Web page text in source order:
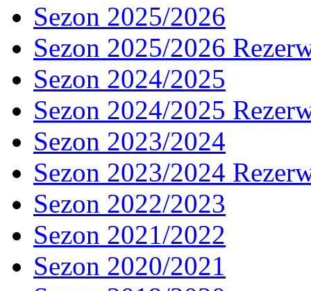
Sezon 2025/2026
Sezon 2025/2026
Sezon 2024/2025
Sezon 2024/2025
Sezon 2023/2024
Sezon 2023/2024
Sezon 2022/2023
Sezon 2021/2022
Sezon 2020/2021